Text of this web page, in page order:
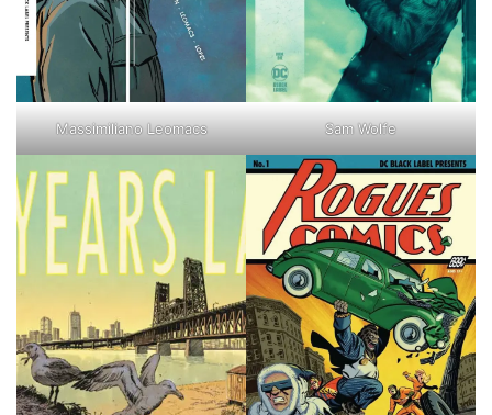
Sam Wolfe
Massimiliano Leomacs